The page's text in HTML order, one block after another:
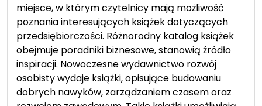
miejsce, w którym czytelnicy mają możliwość
poznania interesujących książek dotyczących
przedsiębiorczości. Różnorodny katalog książek
obejmuje poradniki biznesowe, stanowią źródło
inspiracji. Nowoczesne wydawnictwo rozwój
osobisty wydaje książki, opisujące budowaniu
dobrych nawyków, zarządzaniem czasem oraz